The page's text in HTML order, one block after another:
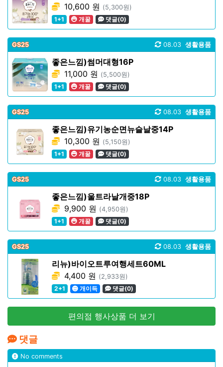
10,600 원 (5,300원)
1+1
개꿀 댓글(0)
GS25 생활용품
08.03
좋은느낌)썸머대형16P
11,000 원 (5,500원)
1+1
개꿀 댓글(0)
GS25 생활용품
08.03
좋은느낌)유기농순면뉴슬날중14P
10,300 원 (5,150원)
1+1
개꿀 댓글(0)
GS25 생활용품
08.03
좋은느낌)울트라날개중18P
9,900 원 (4,950원)
1+1
개꿀 댓글(0)
GS25 생활용품
08.03
리뉴)바이오트루여행세트60ML
4,400 원 (2,933원)
2+1
개이득 댓글(0)
편의점 행사상품 더 보기
댓글
No comments